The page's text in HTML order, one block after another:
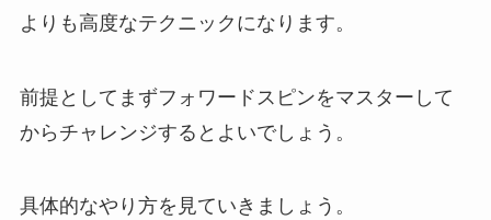
よりも高度なテクニックになります。
前提としてまずフォワードスピンをマスターして
からチャレンジするとよいでしょう。
具体的なやり方を見ていきましょう。